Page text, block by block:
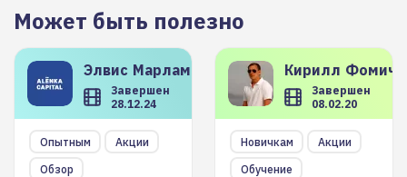
Может быть полезно
Элвис Марламов
Завершен
28.12.24
Опытным
Акции
Обзор
Кирилл
Завершен
08.02.20
Новичкам
Акции
Обучение